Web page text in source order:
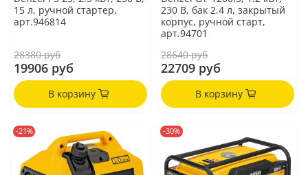
15 л, ручной стартер,
арт.946814
28380 руб
19906 руб
В корзину
230 В, бак 2.4 л, закрытый
корпус, ручной старт,
арт.94701
28640 руб
22709 руб
В корзину
-21% -30%